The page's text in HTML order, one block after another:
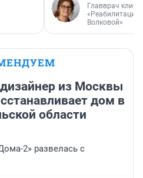
Главврач
«Реабилитация
Волковой»
из Москвы
дом в
области
2» развелась с